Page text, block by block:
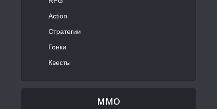
Action
Стратегии
Гонки
Квесты
MMO